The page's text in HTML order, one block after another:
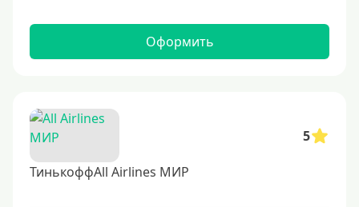
Оформить
5
ТинькоффAll Airlines МИР